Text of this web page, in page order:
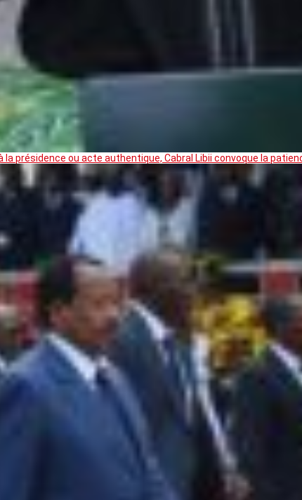
présidence ou acte authentique, Cabral Libii convoque la